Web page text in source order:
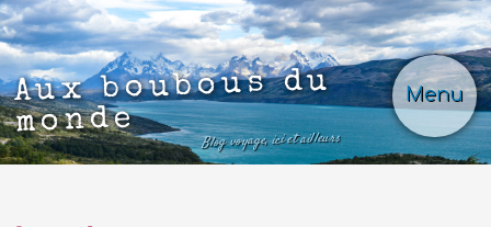
Menu
Aux boubous du
monde
Blog voyage, ici et ailleurs